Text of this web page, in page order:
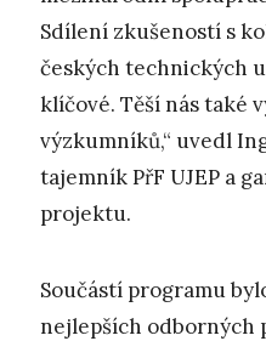
Sdílení zkušeností s
českých technických
klíčové. Těší nás také
výzkumníků,“ uvedl
tajemník PřF UJEP a
projektu.
Součástí programu
nejlepších odborných